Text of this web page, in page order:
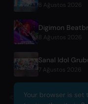
8 Ağustos 2026
8 Ağustos 2026
7 Ağustos 2026
© 2026 OnlyHit. All rights
Your browser is set